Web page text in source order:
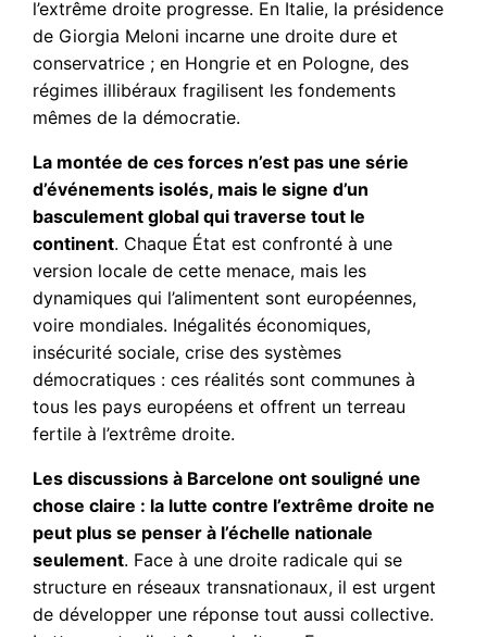
l’extrême droite progresse. En Italie, la présidence
de Giorgia Meloni incarne une droite dure et
conservatrice ; en Hongrie et en Pologne, des
régimes illibéraux fragilisent les fondements
mêmes de la démocratie.
La montée de ces forces n’est pas une série
d’événements isolés, mais le signe d’un
basculement global qui traverse tout le
continent. Chaque État est confronté à une
version locale de cette menace, mais les
dynamiques qui l’alimentent sont européennes,
voire mondiales. Inégalités économiques,
insécurité sociale, crise des systèmes
démocratiques : ces réalités sont communes à
tous les pays européens et offrent un terreau
fertile à l’extrême droite.
Les discussions à Barcelone ont souligné une
chose claire : la lutte contre l’extrême droite ne
peut plus se penser à l’échelle nationale
seulement. Face à une droite radicale qui se
structure en réseaux transnationaux, il est urgent
de développer une réponse tout aussi collective.